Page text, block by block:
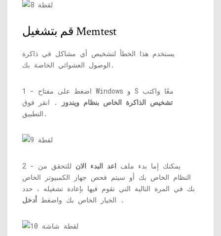
قم بتشغيل Memtest
يستخدم هذا الخطأ لتشخيص أي مشاكل في ذاكرة
الوصول العشوائي الخاصة بك.
1 - اضغط على مفتاح Windows و S معًا واكتب
تشخيص الذاكرة الخاص بنظام ويندوز
. انقر فوق
التطبيق.
2 - يمكنك إما بدء ملف اعد البدء الان للتحقق من
النظام الخاص بك أو سيتم فحص جهاز الكمبيوتر الخاص
بك في المرة التالية التي تقوم فيها بإعادة تشغيله ، حدد
الخيار الخاص بك واضغط أدخل .